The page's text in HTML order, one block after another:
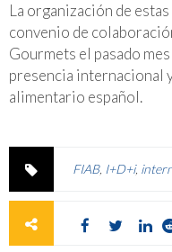
La organización de
convenio de
Gourmets el pasado
presencia internacional
alimentario español.
FIAB, I+D+i,